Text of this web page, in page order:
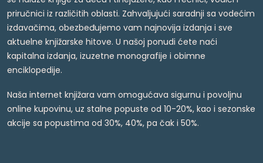
priručnici iz različitih oblasti. Zahvaljujući saradnji sa vodećim
izdavačima, obezbeđujemo vam najnovija izdanja i sve
aktuelne knjižarske hitove. U našoj ponudi ćete naći
kapitalna izdanja, izuzetne monografije i obimne
enciklopedije.
Naša internet knjižara vam omogućava sigurnu i povoljnu
online kupovinu, uz stalne popuste od 10-20%, kao i sezonske
akcije sa popustima od 30%, 40%, pa čak i 50%.